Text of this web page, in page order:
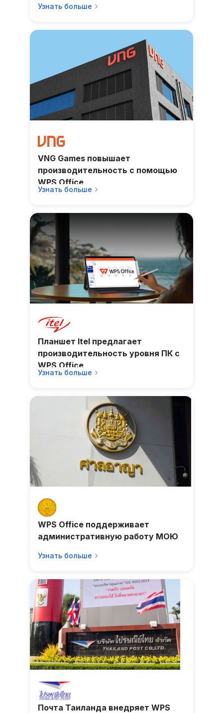
Узнать больше
VNG Games повышает
производительность с помощью
WPS Office
Узнать больше
Планшет Itel предлагает
производительность уровня ПК с
WPS Office
Узнать больше
WPS Office поддерживает
административную работу МОЮ
Узнать больше
Почта Таиланда внедряет WPS